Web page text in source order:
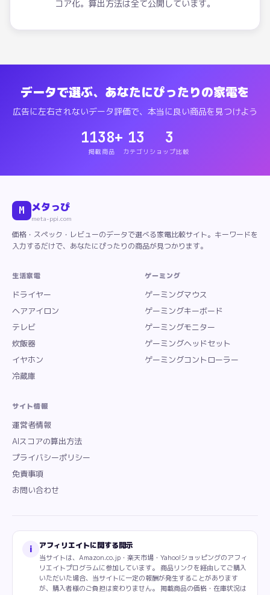
コア化。算出方法は全て公開しています。
データで選ぶ、あなたにぴったりの家電を
広告に左右されないデータ評価で、本当に良い商品を見つけよう
1138+
掲載商品
13
カテゴリ
3
ショップ比較
M メタっぴ
meta-ppi.com
価格・スペック・レビューのデータで選べる家電比較サイト。キーワードを
入力するだけで、あなたにぴったりの商品が見つかります。
生活家電
ドライヤー
ヘアアイロン
テレビ
炊飯器
イヤホン
冷蔵庫
ゲーミング
ゲーミングマウス
ゲーミングキーボード
ゲーミングモニター
ゲーミングヘッドセット
ゲーミングコントローラー
サイト情報
運営者情報
AIスコアの算出方法
プライバシーポリシー
免責事項
お問い合わせ
i アフィリエイトに関する開示
当サイトは、Amazon.co.jp・楽天市場・Yahoo!ショッピングのアフィ
リエイトプログラムに参加しています。 商品リンクを経由してご購入
いただいた場合、当サイトに一定の報酬が発生することがあります
が、購入者様のご負担は変わりません。 掲載商品の価格・在庫状況は